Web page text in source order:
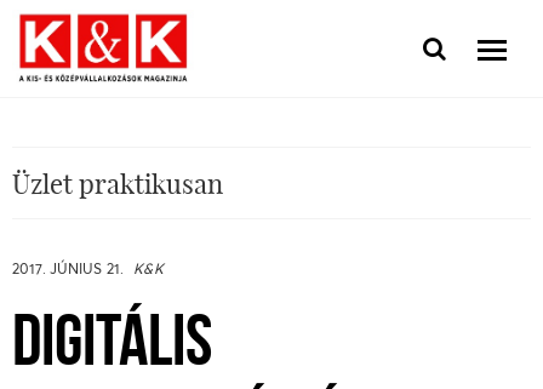
Üzlet praktikusan
2017. JÚNIUS 21. K&K
DIGITÁLIS